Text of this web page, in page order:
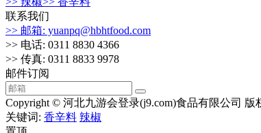
联系我们
>> 邮箱: yuanpq@hbhtfood.com
>> 电话: 0311 8830 4366
>> 传真: 0311 8833 9978
邮件订阅
Copyright © 河北九游会登录(j9.com)食品有限公司 版
关键词: 香辛料 辣椒